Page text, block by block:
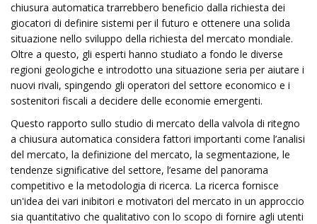
chiusura automatica trarrebbero beneficio dalla richiesta dei
giocatori di definire sistemi per il futuro e ottenere una solida
situazione nello sviluppo della richiesta del mercato mondiale.
Oltre a questo, gli esperti hanno studiato a fondo le diverse
regioni geologiche e introdotto una situazione seria per aiutare i
nuovi rivali, spingendo gli operatori del settore economico e i
sostenitori fiscali a decidere delle economie emergenti.
Questo rapporto sullo studio di mercato della valvola di ritegno
a chiusura automatica considera fattori importanti come l’analisi
del mercato, la definizione del mercato, la segmentazione, le
tendenze significative del settore, l’esame del panorama
competitivo e la metodologia di ricerca. La ricerca fornisce
un'idea dei vari inibitori e motivatori del mercato in un approccio
sia quantitativo che qualitativo con lo scopo di fornire agli utenti